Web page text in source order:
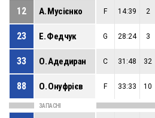
12 А. Мусієнко F 14:39 2
23 Е. Федчук G 28:24 3
33 О. Адедиран C 31:48 32
88 О. Онуфрієв F 33:33 10
ЗАПАСНІ